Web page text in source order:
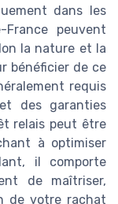
dans les
peuvent
la nature et la
bénéficier de ce
requis
des garanties
relais peut être
à optimiser
il comporte
de maîtriser,
de votre rachat